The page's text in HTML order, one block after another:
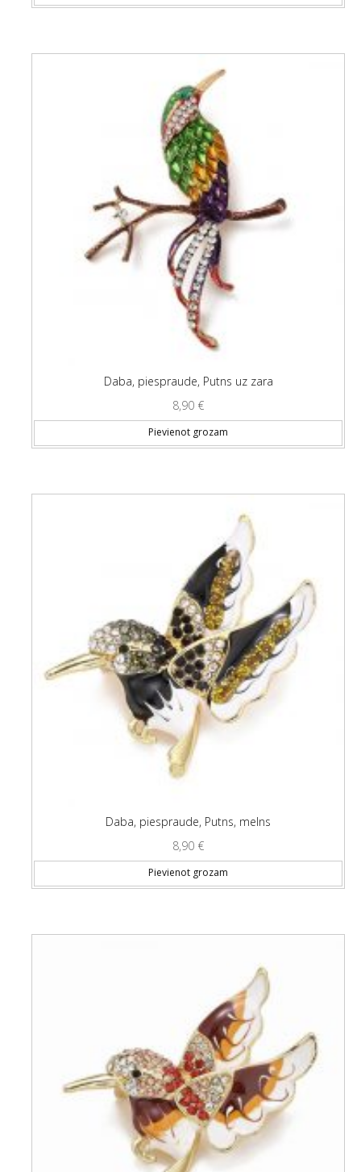
Daba, piespraude, Putns uz zara
8,90 €
Pievienot grozam
Daba, piespraude, Putns, melns
8,90 €
Pievienot grozam